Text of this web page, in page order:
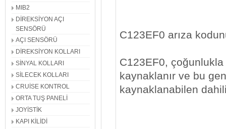
MIB2
DİREKSİYON AÇI
SENSÖRÜ
AÇI SENSÖRÜ
DİREKSİYON KOLLARI
SİNYAL KOLLARI
SİLECEK KOLLARI
CRUİSE KONTROL
ORTA TUŞ PANELİ
JOYİSTİK
KAPI KİLİDİ
C123EF0 arıza
C123EF0,
kaynaklanır ve bu
kaynaklanabilen